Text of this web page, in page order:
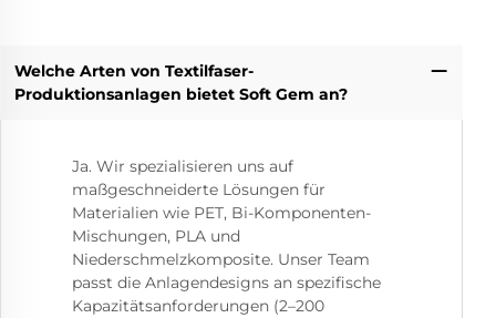
Welche Arten von Textilfaser-
Produktionsanlagen bietet Soft Gem an?
Ja. Wir spezialisieren uns auf
maßgeschneiderte Lösungen für
Materialien wie PET, Bi-Komponenten-
Mischungen, PLA und
Niederschmelzkomposite. Unser Team
passt die Anlagendesigns an spezifische
Kapazitätsanforderungen (2–200